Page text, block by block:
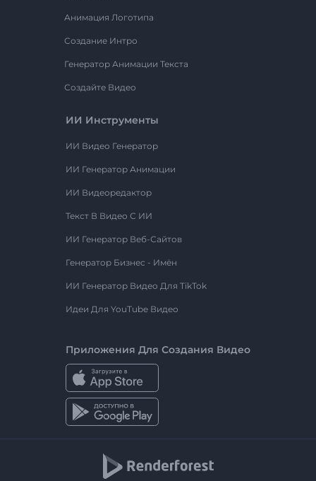
Анимация Логотипа
Создание Интро
Генератор Анимации Текста
Создайте Видео
ИИ Инструменты
ИИ Видео Генератор
ИИ Генератор Анимации
ИИ Видеоредактор
Текст В Видео С ИИ
ИИ Генератор Веб-Сайтов
Генератор Бизнес - Имён
ИИ Генератор Видео Для TikTok
Идеи Для YouTube Видео
Приложения Для Создания Видео